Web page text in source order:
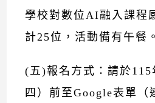
學校對數位AI融入課程
計25位，活動備有午餐。
(五)報名方式：請於115
四）前至Google表單（